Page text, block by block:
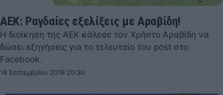
ΑΕΚ: Ραγδαίες εξελίξεις με Αραβίδη!
Η διοίκηση της ΑΕΚ κάλεσε τον Χρήστο Αραβίδη να
δώσει εξηγήσεις για το τελευταίο του post στο
Facebook.
18 Σεπτεμβρίου 2016 20:30